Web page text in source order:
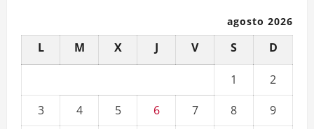
agosto 2026
L M X J V S D
1
2
3
4 5 6 7 8
9